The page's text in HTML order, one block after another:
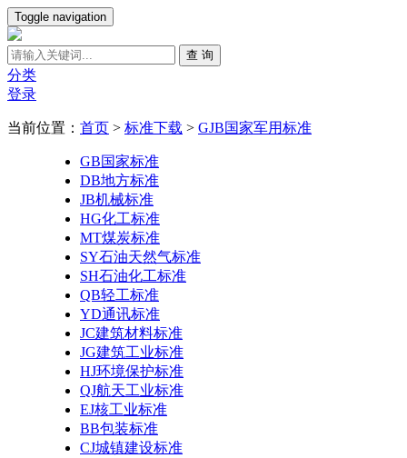
Toggle navigation
查 询
分类
登录
当前位置： 首页 > 标准下载 > GJB国家军用标准
GB国家标准
DB地方标准
JB机械标准
HG化工标准
MT煤炭标准
SY石油天然气标准
SH石油化工标准
QB轻工标准
YD通讯标准
JC建筑材料标准
JG建筑工业标准
HJ环境保护标准
QJ航天工业标准
EJ核工业标准
BB包装标准
CJ城镇建设标准